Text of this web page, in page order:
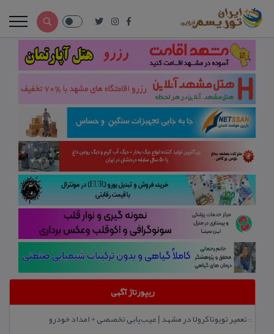
ریپورتاژ آگهی
:: تعمیر تویوتا كرولا در مشهد | عیب‌یابی تخصصی + امداد خودرو